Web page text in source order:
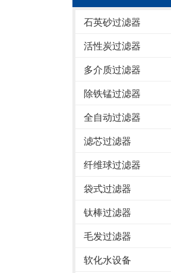
石英砂过滤器
活性炭过滤器
多介质过滤器
除铁锰过滤器
全自动过滤器
滤芯过滤器
纤维球过滤器
袋式过滤器
钛棒过滤器
毛发过滤器
软化水设备